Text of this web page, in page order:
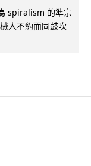
spiralism 的準宗
人不約而同鼓吹